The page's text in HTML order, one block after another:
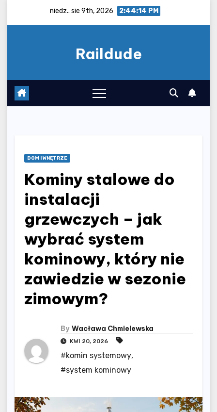
niedz.. sie 9th, 2026 2:44:15 PM
Raildude
DOM I WNĘTRZE
Kominy stalowe do
instalacji
grzewczych – jak
wybrać system
kominowy, który nie
zawiedzie w sezonie
zimowym?
By Wacława Chmielewska
KWI 20, 2026
#komin systemowy,
#system kominowy